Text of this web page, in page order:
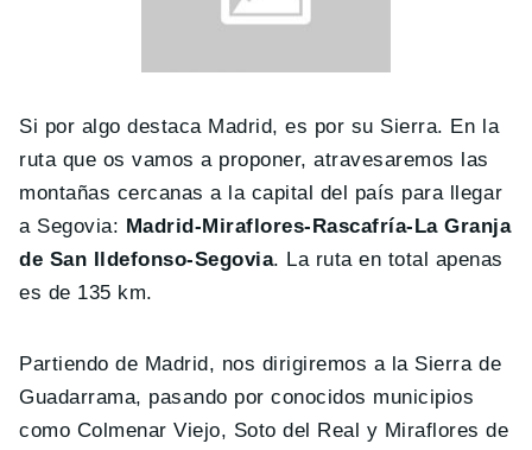
Si por algo destaca Madrid, es por su Sierra. En la
ruta que os vamos a proponer, atravesaremos las
montañas cercanas a la capital del país para llegar
a Segovia: Madrid-Miraflores-Rascafría-La Granja
de San Ildefonso-Segovia. La ruta en total apenas
es de 135 km.
Partiendo de Madrid, nos dirigiremos a la Sierra de
Guadarrama, pasando por conocidos municipios
como Colmenar Viejo, Soto del Real y Miraflores de